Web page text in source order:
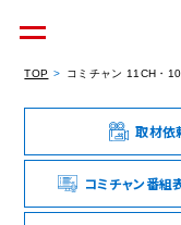
個人のお客様
TOP コミチャン 11CH・
取材依
コミチャン番組